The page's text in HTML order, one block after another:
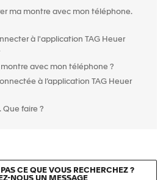
ma montre avec mon téléphone.
à l'application TAG Heuer
avec mon téléphone ?
à l’application TAG Heuer
Que faire ?
CE QUE VOUS RECHERCHEZ ?